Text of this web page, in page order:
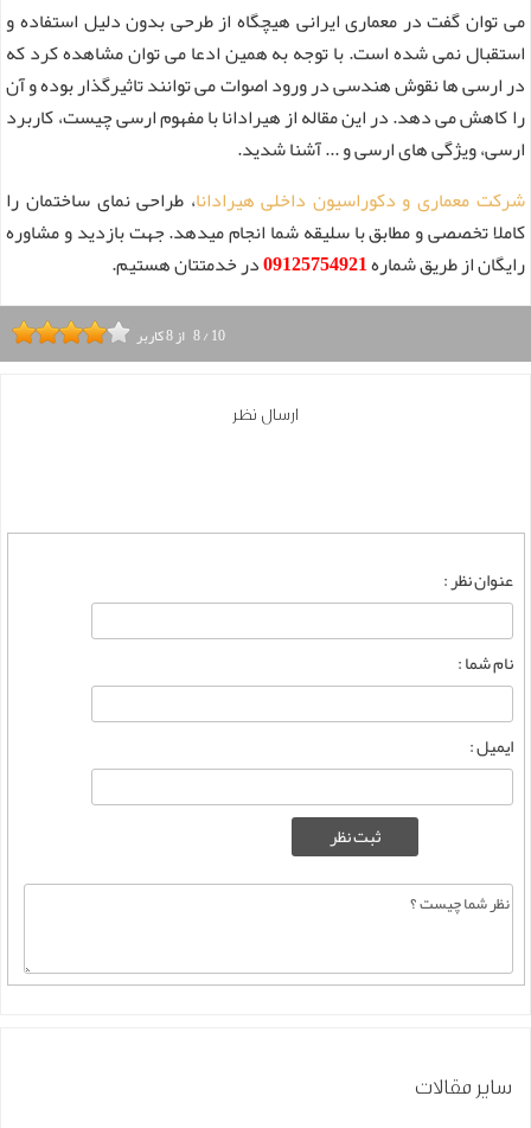
می توان گفت در معماری ایرانی هیچگاه از طرحی بدون دلیل استفاده و
استقبال نمی شده است. با توجه به همین ادعا می توان مشاهده کرد که
در ارسی ها نقوش هندسی در ورود اصوات می توانند تاثیرگذار بوده و آن
را کاهش می دهد. در این مقاله از هیرادانا با مفهوم ارسی چیست، کاربرد
ارسی، ویژگی های ارسی و ... آشنا شدید.
شرکت معماری و دکوراسیون داخلی هیرادانا، طراحی نمای ساختمان را
کاملا تخصصی و مطابق با سلیقه شما انجام میدهد. جهت بازدید و مشاوره
رایگان از طریق شماره09125754921در خدمتتان هستیم.
8/10 از8کاربر
ارسال نظر
عنوان نظر :
نام شما :
ایمیل :
سایر مقالات